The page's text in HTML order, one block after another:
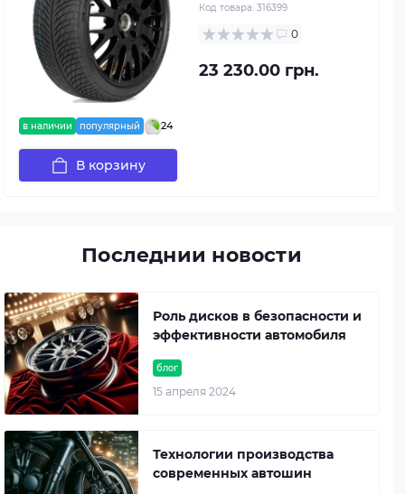
в наличии популярный 24
Код товара: 316399
0
23 230.00 грн.
В корзину
Последнии новости
блог
15 апреля 2024
Роль дисков в безопасности и
эффективности автомобиля
Технологии производства
современных автошин